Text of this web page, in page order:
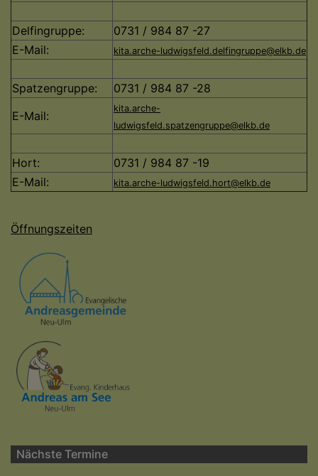
Delfingruppe:
0731 / 984 87 -27
E-Mail:
kita.arche-ludwigsfeld.delfingruppe@elkb.de
Spatzengruppe:
0731 / 984 87 -28
E-Mail:
kita.arche-
ludwigsfeld.spatzengruppe@elkb.de
Hort:
0731 / 984 87 -19
E-Mail:
kita.arche-ludwigsfeld.hort@elkb.de
Öffnungszeiten
Nächste Termine